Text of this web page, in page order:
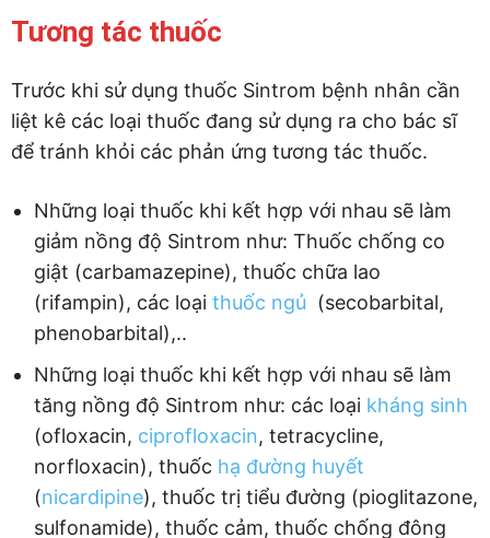
Tương tác thuốc
Trước khi sử dụng thuốc Sintrom bệnh nhân cần
liệt kê các loại thuốc đang sử dụng ra cho bác sĩ
để tránh khỏi các phản ứng tương tác thuốc.
Những loại thuốc khi kết hợp với nhau sẽ làm
giảm nồng độ Sintrom như: Thuốc chống co
giật (carbamazepine), thuốc chữa lao
(rifampin), các loại thuốc ngủ (secobarbital,
phenobarbital),..
Những loại thuốc khi kết hợp với nhau sẽ làm
tăng nồng độ Sintrom như: các loại kháng sinh
(ofloxacin, ciprofloxacin, tetracycline,
norfloxacin), thuốc hạ đường huyết
(nicardipine), thuốc trị tiểu đường (pioglitazone,
sulfonamide), thuốc cảm, thuốc chống đông